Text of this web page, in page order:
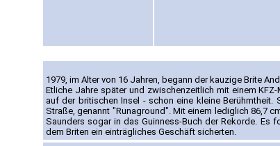
1979, im Alter von 16 Jahren, begann der kauzige Brite
Etliche Jahre später und zwischenzeitlich mit einem
auf der britischen Insel - schon eine kleine
Straße, genannt "Runaground". Mit einem lediglich 86,7
Saunders sogar in das Guinness-Buch der Rekorde. Es
dem Briten ein einträgliches Geschäft sicherten.